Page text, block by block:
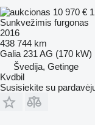
10 970 €
Sunkvežimis furgonas
2016
438 744 km
Galia 231 AG (170 kW)
Švedija, Getinge
Kvdbil
Susisiekite su